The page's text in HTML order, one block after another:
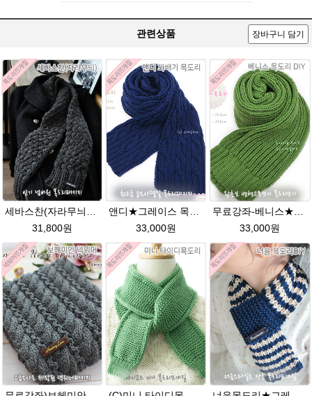
관련상품 장바구니 담기
세바스찬(자라무늬)★발렌타인울 털실 목도리뜨기 뜨개질
31,800원
앤디★그레이스 목도리뜨기 뜨개실 뜨개질
33,000원
무료강좌-베니스★그레이스메리노울 털실 목도리뜨기 뜨개질
33,000원